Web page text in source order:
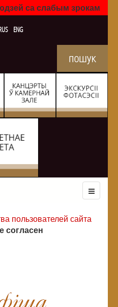
са слабым зрокам
ENG
пользователей сайта
согласен